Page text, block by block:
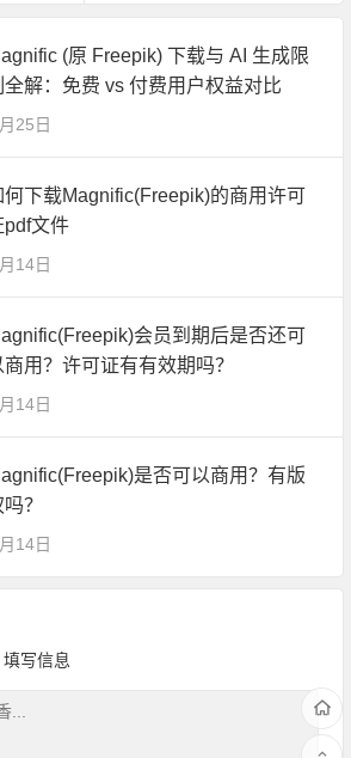
(原 Freepik) 下载与 AI 生成限
全解：免费 vs 付费用户权益对比
25日
何下载Magnific(Freepik)的商用许可
pdf文件
14日
会员到期后是否还可
商用？许可证有有效期吗？
14日
是否可以商用？有版
？
14日
填写信息